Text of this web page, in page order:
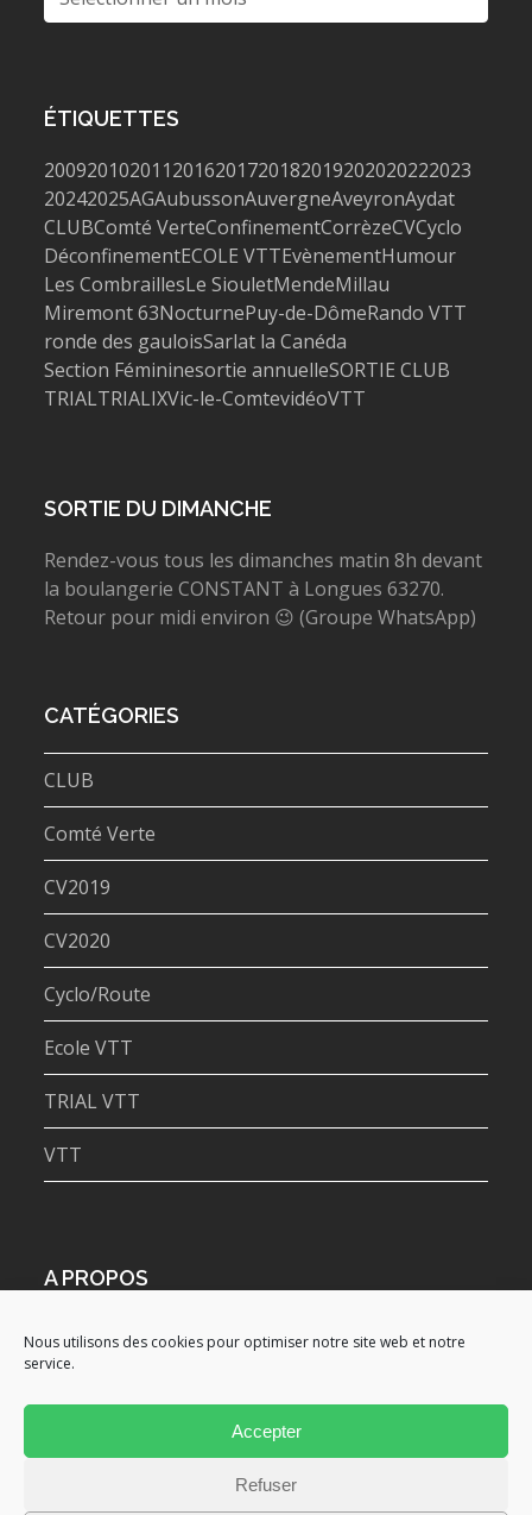
Nous utilisons des cookies pour optimiser notre site web et notre
service.
Accepter
Refuser
ÉTIQUETTES
2009201020112016201720182019202020222023
20242025AGAubussonAuvergneAveyronAydat
CLUBComté VerteConfinementCorrèzeCVCyclo
DéconfinementECOLE VTTEvènementHumour
Les CombraillesLe SiouletMendeMillau
Miremont 63NocturnePuy-de-DômeRando VTT
ronde des gauloisSarlat la Canéda
Section Fémininesortie annuelleSORTIE CLUB
TRIALTRIALIXVic-le-ComtevidéoVTT
SORTIE DU DIMANCHE
Rendez-vous tous les dimanches matin 8h devant
la boulangerie CONSTANT à Longues 63270.
Retour pour midi environ 😉 (Groupe WhatsApp)
CATÉGORIES
CLUB
Comté Verte
CV2019
CV2020
Cyclo/Route
Ecole VTT
TRIAL VTT
VTT
A PROPOS
Admin
Politique de confidentialité
Politique de cookies (EU)